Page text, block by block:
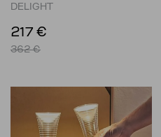
DELIGHT
217 €
362 €